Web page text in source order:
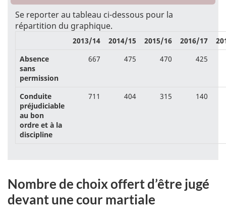
Se reporter au tableau ci-dessous pour la
répartition du graphique.
2013/14 2014/15 2015/16 2016/17
Absence
sans
permission
667 475 470 425
Conduite
préjudiciable
au bon
ordre et à la
discipline
711 404 315 140
Nombre de choix offert d’être jugé
devant une cour martiale